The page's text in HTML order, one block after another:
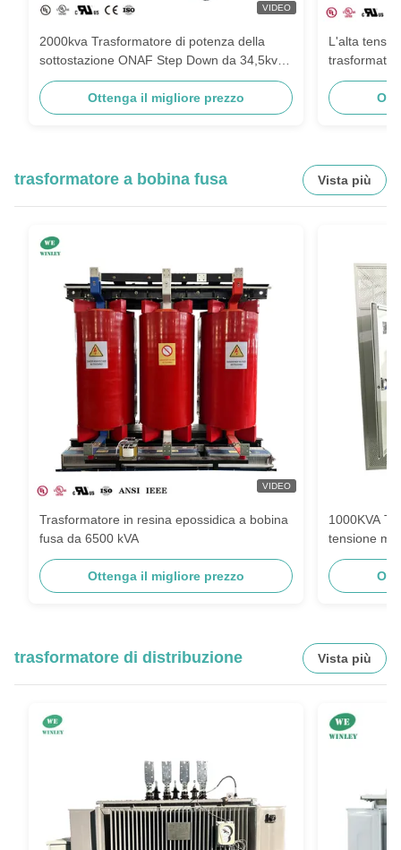
VIDEO
2000kva Trasformatore di potenza della
sottostazione ONAF Step Down da 34,5kv a
480v Trasformatore elettrico della
sottostazioneOttenga il migliore prezzo
L'alta
40MVA
IEEE
trasformatore a bobina fusa Vista più
VIDEO
Trasformatore in resina epossidica a bobina
fusa da 6500 kVA
Ottenga il migliore prezzo
1000KVA
tensione
trasformatore di distribuzione Vista più